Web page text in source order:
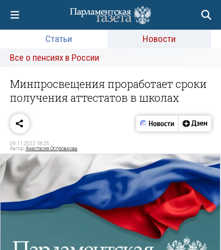
Статьи
Новости
Все о пенсиях в России
Минпросвещения проработает сроки
получения аттестатов в школах
09.11.2022 18:25
Автор:Анастасия Островкова